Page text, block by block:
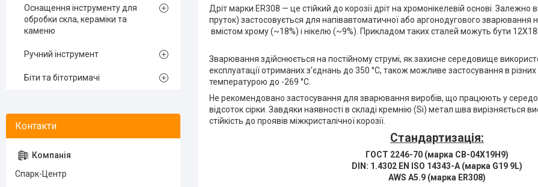
Дріт марки ER308 — це стійкий до корозії дріт на хромонікелевій основі.
пруток) застосовується для напівавтоматичної або аргонодугового зварювання
вмістом хрому (~18%) і нікелю (~9%). Прикладом таких сталей можуть бути
Зварювання здійснюється на постійному струмі, як захисне середовище
експлуатації отриманих з'єднань до 350 °C, також можливе застосування в різних
температурою до -269 °C.
Не рекомендовано застосування для зварювання виробів, що працюють у
відсоток сірки. Завдяки наявності в складі кремнію (Si) метал шва вирізняється
стійкість до проявів міжкристалічної корозії.
Стандартизація:
ГОСТ 2246-70 (марка СВ-04Х19Н9)
DIN: 1.4302 EN ISO 14343-A (марка G19 9L)
AWS A5.9 (марка ER308)​​​​​​​
Оснащення інструменту для
обробки скла, кераміки та
каменю
Ручний інструмент
Біти та бітотримачі
Спарк-Центр